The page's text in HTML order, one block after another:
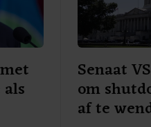
Senaat
om
af te